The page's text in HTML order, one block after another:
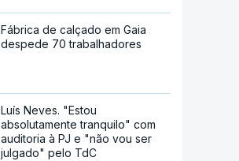
Fábrica de calçado em Gaia
despede 70 trabalhadores
Luís Neves. "Estou
absolutamente tranquilo" com
auditoria à PJ e "não vou ser
julgado" pelo TdC